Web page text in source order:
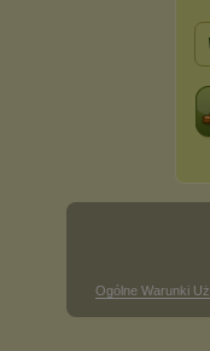
Ogólne Warunki